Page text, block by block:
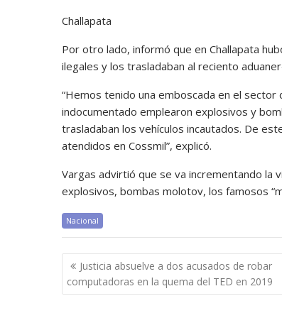
Challapata
Por otro lado, informó que en Challapata
ilegales y los trasladaban al reciento
“Hemos tenido una emboscada en el
indocumentado emplearon explosivos y
trasladaban los vehículos incautados. De
atendidos en Cossmil”, explicó.
Vargas advirtió que se va incrementando la
explosivos, bombas molotov, los famosos
Nacional
Navegación
de
entradas
Justicia absuelve a dos acusados de robar
computadoras en la quema del TED en 2019